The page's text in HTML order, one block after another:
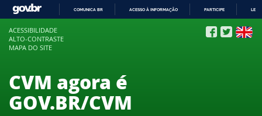
COMUNICA BR ACESSO À INFORMAÇÃO PARTICIPE
ACESSIBILIDADE
ALTO-CONTRASTE
MAPA DO SITE
CVM agora é
GOV.BR/CVM